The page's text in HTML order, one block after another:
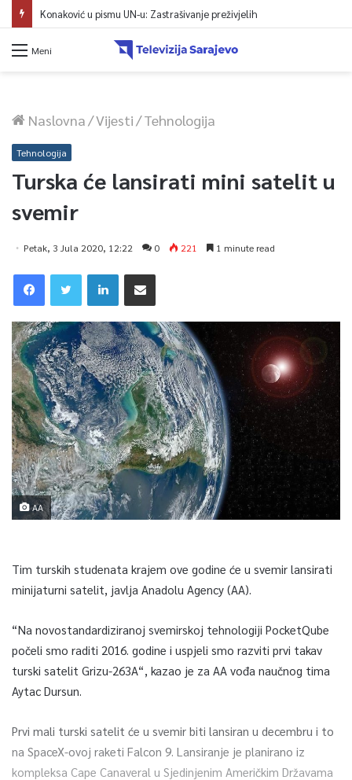
Konaković u pismu UN-u: Zastrašivanje preživjelih
Meni
Naslovna/Vijesti/Tehnologija
Tehnologija
Turska će lansirati mini satelit u
svemir
Petak, 3 Jula 2020, 12:22 0 221 1 minute read
AA
Tim turskih studenata krajem ove godine će u svemir lansirati
minijaturni satelit, javlja Anadolu Agency (AA).
“Na novostandardiziranoj svemirskoj tehnologiji PocketQube
počeli smo raditi 2016. godine i uspjeli smo razviti prvi takav
turski satelit Grizu-263A“, kazao je za AA vođa naučnog tima
Aytac Dursun.
Prvi mali turski satelit će u svemir biti lansiran u decembru i to
na SpaceX-ovoj raketi Falcon 9. Lansiranje je planirano iz
kompleksa Cape Canaveral u Sjedinjenim Američkim Državama